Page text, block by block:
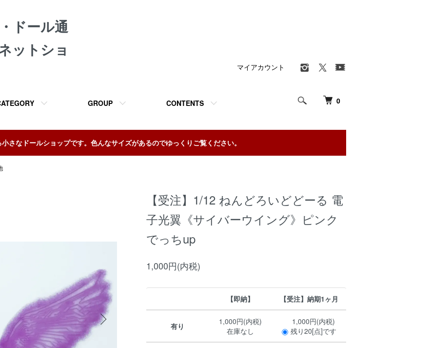
ドール通
ットショ
0
GROUP CONTENTS
マイアカウント
さなドールショップです。色んなサイズがあるのでゆっくりご覧ください。
【受注】1/12 ねんどろいどどーる 電
子光翼《サイバーウイング》ピンク
でっちup
1,000円(内税)
【即納】 【受注】納期1ヶ月
有り
1,000円(内税)
在庫なし
1,000円(内税)
残り20[点]です